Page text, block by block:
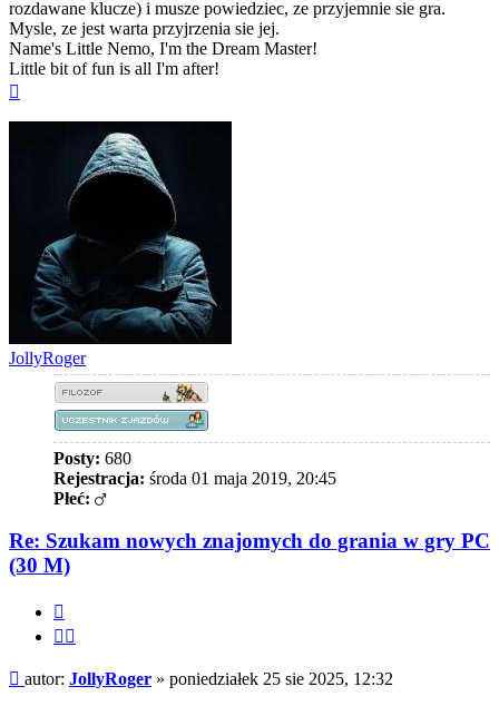
rozdawane klucze) i musze powiedziec, ze przyjemnie sie gra.
Mysle, ze jest warta przyjrzenia sie jej.
Name's Little Nemo, I'm the Dream Master!
Little bit of fun is all I'm after!
JollyRoger
Posty: 680
Rejestracja: środa 01 maja 2019, 20:45
Płeć:
Re: Szukam nowych znajomych do grania w gry PC
(30 M)
Post
autor: JollyRoger » poniedziałek 25 sie 2025, 12:32